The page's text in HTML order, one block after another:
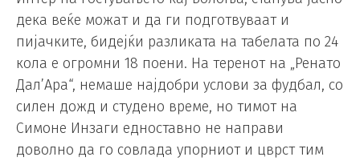
дека веќе можат и да ги подготвуваат и
пијачките, бидејќи разликата на табелата по 24
кола е огромни 18 поени. На теренот на „Ренато
Дал’Ара“, немаше најдобри услови за фудбал, со
силен дожд и студено време, но тимот на
Симоне Инзаги едноставно не направи
доволно да го совлада упорниот и цврст тим